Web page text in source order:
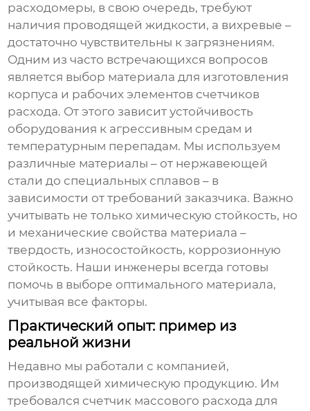
расходомеры, в свою очередь, требуют
наличия проводящей жидкости, а вихревые –
достаточно чувствительны к загрязнениям.
Одним из часто встречающихся вопросов
является выбор материала для изготовления
корпуса и рабочих элементов счетчиков
расхода. От этого зависит устойчивость
оборудования к агрессивным средам и
температурным перепадам. Мы используем
различные материалы – от нержавеющей
стали до специальных сплавов – в
зависимости от требований заказчика. Важно
учитывать не только химическую стойкость, но
и механические свойства материала –
твердость, износостойкость, коррозионную
стойкость. Наши инженеры всегда готовы
помочь в выборе оптимального материала,
учитывая все факторы.
Практический опыт: пример из
реальной жизни
Недавно мы работали с компанией,
производящей химическую продукцию. Им
требовался счетчик массового расхода для